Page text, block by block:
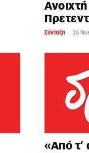
Σύνταξη - 26
«Από τ’